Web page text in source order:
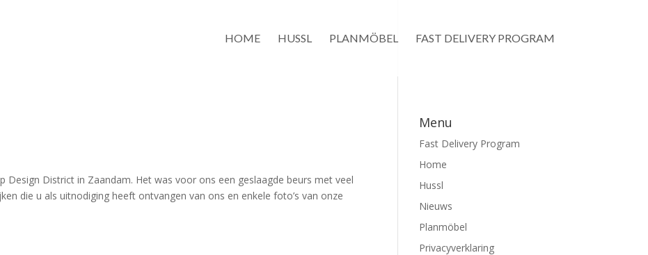
HOME HUSSL PLANMÖBEL FAST DELIVERY PROGRAM
Design District in Zaandam. Het was voor ons een geslaagde beurs met veel
die u als uitnodiging heeft ontvangen van ons en enkele foto’s van onze
Menu
Fast Delivery Program
Home
Hussl
Nieuws
Planmöbel
Privacyverklaring